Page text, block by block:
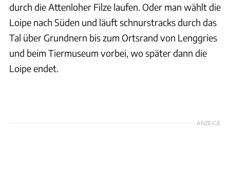
durch die Attenloher Filze laufen. Oder man wählt die
Loipe nach Süden und läuft schnurstracks durch das
Tal über Grundnern bis zum Ortsrand von Lenggries
und beim Tiermuseum vorbei, wo später dann die
Loipe endet.
ANZEIGE